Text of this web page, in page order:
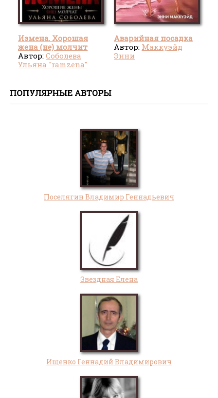
Измена. Хорошая
жена (не) молчит
Автор: Соболева
Ульяна "ramzena"
Аварийная посадка
Автор: Маккуэйд
Энни
ПОПУЛЯРНЫЕ АВТОРЫ
Поселягин Владимир Геннадьевич
Звездная Елена
Ищенко Геннадий Владимирович